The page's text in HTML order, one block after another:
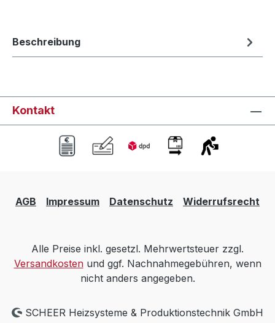
Beschreibung
Kontakt
AGB Impressum Datenschutz Widerrufsrecht
Alle Preise inkl. gesetzl. Mehrwertsteuer zzgl.
Versandkostenund ggf. Nachnahmegebühren, wenn
nicht anders angegeben.
SCHEER Heizsysteme & Produktionstechnik GmbH